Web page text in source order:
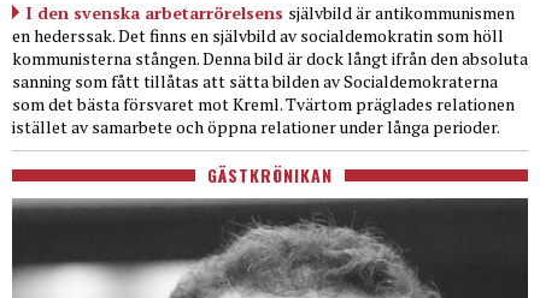
I den svenska arbetarrörelsens självbild är antikommunismen
en hederssak. Det finns en självbild av socialdemokratin som höll
kommunisterna stången. Denna bild är dock långt ifrån den absoluta
sanning som fått tillåtas att sätta bilden av Socialdemokraterna
som det bästa försvaret mot Kreml. Tvärtom präglades relationen
istället av samarbete och öppna relationer under långa perioder.
GÄSTKRÖNIKAN